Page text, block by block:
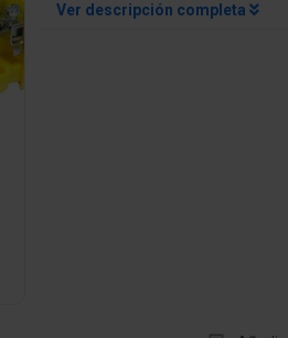
Ver descripción completa